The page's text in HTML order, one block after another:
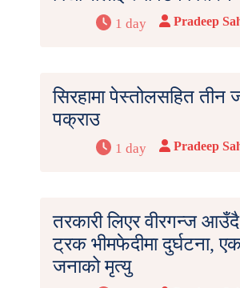
1 day Pradeep
सिरहामा पेस्तोलसहित तीन
पक्राउ
1 day Pradeep
तरकारी लिएर वीरगन्ज
ट्रक भीमफेदीमा दुर्घटना,
जनाको मृत्यु